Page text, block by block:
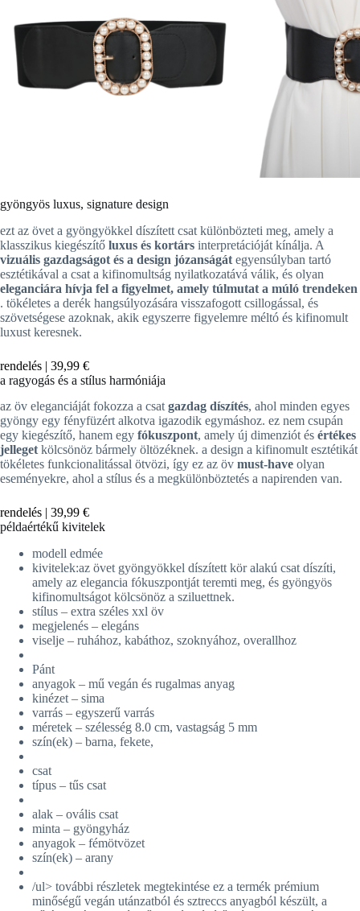
gyöngyös luxus, signature design
ezt az övet a gyöngyökkel díszített csat különbözteti meg, amely a
klasszikus kiegészítő luxus és kortárs interpretációját kínálja. A
vizuális gazdagságot és a design józanságát egyensúlyban tartó
esztétikával a csat a kifinomultság nyilatkozatává válik, és olyan
eleganciára hívja fel a figyelmet, amely túlmutat a múló trendeken
. tökéletes a derék hangsúlyozására visszafogott csillogással, és
szövetségese azoknak, akik egyszerre figyelemre méltó és kifinomult
luxust keresnek.
rendelés | 39,99 €
a ragyogás és a stílus harmóniája
az öv eleganciáját fokozza a csat gazdag díszítés, ahol minden egyes
gyöngy egy fényfüzért alkotva igazodik egymáshoz. ez nem csupán
egy kiegészítő, hanem egy fókuszpont, amely új dimenziót és értékes
jelleget kölcsönöz bármely öltözéknek. a design a kifinomult esztétikát
tökéletes funkcionalitással ötvözi, így ez az öv must-have olyan
eseményekre, ahol a stílus és a megkülönböztetés a napirenden van.
rendelés | 39,99 €
példaértékű kivitelek
modell edmée
kivitelek:az övet gyöngyökkel díszített kör alakú csat díszíti,
amely az elegancia fókuszpontját teremti meg, és gyöngyös
kifinomultságot kölcsönöz a sziluettnek.
stílus – extra széles xxl öv
megjelenés – elegáns
viselje – ruhához, kabáthoz, szoknyához, overallhoz
Pánt
anyagok – mű vegán és rugalmas anyag
kinézet – sima
varrás – egyszerű varrás
méretek – szélesség 8.0 cm, vastagság 5 mm
szín(ek) – barna, fekete,
csat
típus – tűs csat
alak – ovális csat
minta – gyöngyház
anyagok – fémötvözet
szín(ek) – arany
/ul> további részletek megtekintése ez a termék prémium
minőségű vegán utánzatból és sztreccs anyagból készült, a